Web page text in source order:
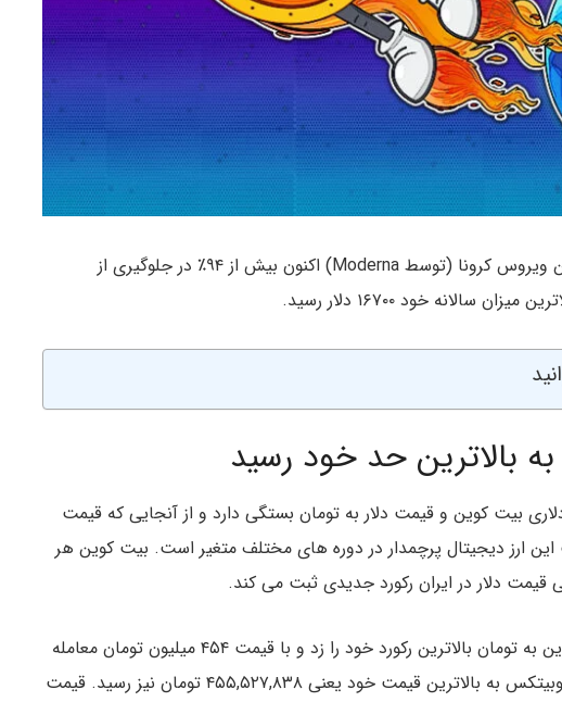
به دنبال انتشار اخباری مبنی بر اینکه واکسن ویروس کرونا (توسط Moderna) اکنون بیش از ۹۴٪ در جلوگیری از
خود ۱۶۷۰۰ دلار رسید.
بالاترین حد خود رسید
بیت کوین و قیمت دلار به تومان بستگی دارد و از آنجایی که قیمت
این ارز دیجیتال پرچمدار در دوره های مختلف متغیر است. بیت کوین هر
قیمت دلار در ایران رکورد جدیدی ثبت می کند.
در تاریخ ۱۳ نوامبر (۲۳ آبان) قیمت بیت کوین به تومان بالاترین رکورد خود را زد و با قیمت ۴۵۴ میلیون تومان معامله
شد. در همین تاریخ بیت کوین در صرافی نوبیتکس به بالاترین قیمت خود یعنی ۴۵۵,۵۲۷,۸۳۸ تومان نیز رسید. قیمت